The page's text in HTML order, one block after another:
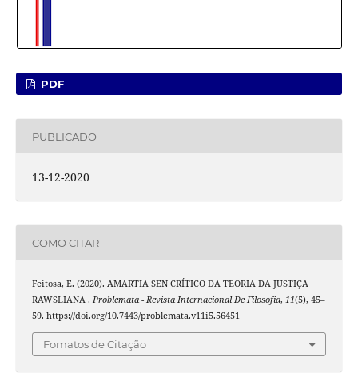
PDF
PUBLICADO
13-12-2020
COMO CITAR
Feitosa, E. (2020). AMARTIA SEN CRÍTICO DA TEORIA DA JUSTIÇA
RAWSLIANA . Problemata - Revista Internacional De Filosofia, 11(5), 45–
59. https://doi.org/10.7443/problemata.v11i5.56451
Fomatos de Citação